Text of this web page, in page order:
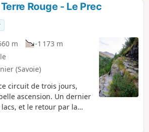
Rouge - Le Prec
m
-1 173 m
(Savoie)
circuit de trois jours,
ascension. Un dernier
et le retour par la